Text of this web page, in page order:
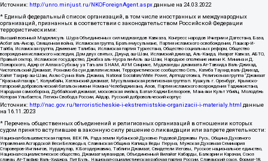
Источник: http://unro.minjust.ru/NKOForeignAgent.aspxданные на 24.03.2022
* Единый федеральный список организаций, в том числе иностранных и международных
организаций, признанных в соответствии с законодательством Российской Федерации
террористическими:
Высший военный Маджлисуль Шура Объединенных сил моджахедов Кавказа, Конгресс народов Ичкерии и Дагестана, База,
Асбат аль-Ансар, Священная война, Исламская группа, Братья-мусульмане, Партия исламского освобождения, Лашкар-И-
Тайба, Исламская группа, Движение Талибан, Исламская партия Туркестана, Общество социальных реформ, Общество
возрождения исламского наследия, Дом двух святых, Джунд аш-Шам, Исламский джихад, Аль-Каида, Имарат Кавказ, АБТО,
Правый сектор, Исламское государство, Джабха аль-Нусра ли-Ахль аш-Шам, Народное ополчение имени К. Минина и Д.
Пожарского, Аджр от Аллаха Субхану уа Тагьаля SHAM, АУМ Синрике, Муджахеды джамаата Ат-Тавхида Валь-Джихад,
Чистопольский Джамаат, Рохнамо ба суи давлати исломи, Террористическое сообщество Сеть, Катиба Таухид валь-Джихад,
Хайят Тахрир аш-Шам, Ахлю Сунна Валь Джамаа, National Socialism/White Power, Артподготовка, Религиозная группа “Джамаат
“Красный пахарь”, Колумбайн, Хатлонский джамаат, Мусульманская религиозная группа п. Кушкуль г. Оренбург, Крымско-
татарский добровольческий батальон имени Номана Челебиджихана, Азов, Партия исламского возрождения Таджикистана,
Народная самооборона, Дуббайский джамаат, московская ячейка, Батал-Хаджи Белхороев, Маньяки Культ Убийц, Молодёжь
Которая Улыбается, Легион Свобода России, Айдар, Русский добровольческий корпус
Источник: http://nac.gov.ru/terroristicheskie-i-ekstremistskie-organizacii-i-materialy.html данные
на 16.11.2023
* Перечень общественных объединений и религиозных организаций в отношении которых
судом принято вступившее в законную силу решение о ликвидации или запрете деятельности:
Национал-большевистская партия, ВЕК РА, Рада земли Кубанской Духовно Родовой Державы Русь, Община Духовного
Управления Асгардской Веси Беловодья, Славянская Община Капища Веды Перуна, Мужская Духовная Семинария
Староверов-Инглингов, Нурджулар, К Богодержавию, Таблиги Джамаат, Свидетели Иеговы, Русское национальное единство,
Национал-социалистическое общество, Джамаат мувахидов, Объединенный Вилайат Кабарды, Балкарии и Карачая, Союз
славян, Ат-Такфир Валь-Хиджра, Пит Буль, Национал-социалистическая рабочая партия России, Славянский союз, Формат-18,